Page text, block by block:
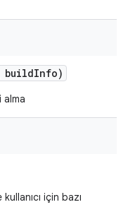
buildInfo)
alma
için bazı